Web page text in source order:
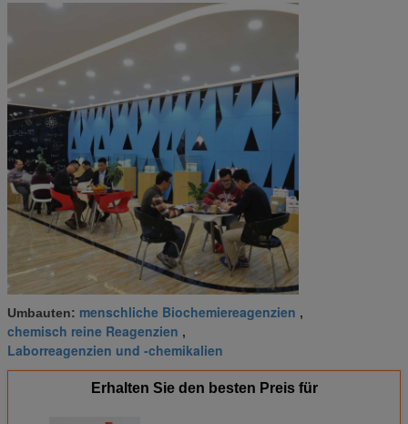
Umbauten: menschliche Biochemiereagenzien ,
chemisch reine Reagenzien ,
Laborreagenzien und -chemikalien
Erhalten Sie den besten Preis für